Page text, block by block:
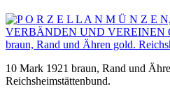
10 Mark 1921 braun, Rand und
Reichsheimstättenbund.